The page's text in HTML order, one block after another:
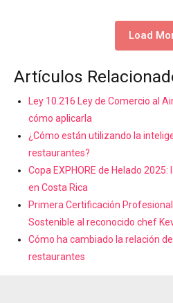
Load
Artículos
Ley 10.216 Ley de Comercio al
cómo aplicarla
¿Cómo están utilizando la
restaurantes?
Copa EXPHORE de Helado
en Costa Rica
Primera Certificación
Sostenible al reconocido chef
Cómo ha cambiado la relación
restaurantes